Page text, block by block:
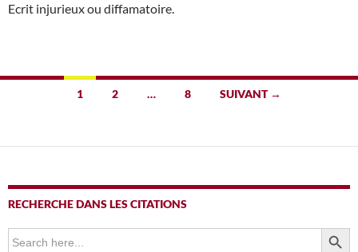
Ecrit injurieux ou diffamatoire.
Navigation
articles
1 2 … 8 SUIVANT →
RECHERCHE DANS LES CITATIONS
Search
for:
SEARCH